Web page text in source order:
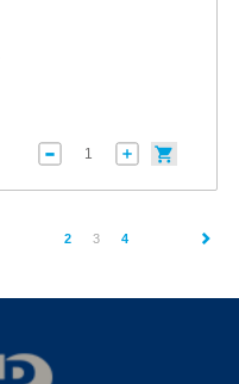
2 3(current)
4